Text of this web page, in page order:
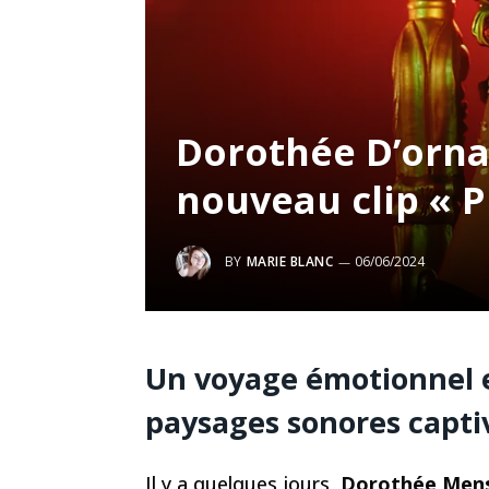
Dorothée
nouveau clip «
BY MARIE BLANC 06/06/2024
Un voyage
paysages sonores
Il y a quelques jours, Dorothée